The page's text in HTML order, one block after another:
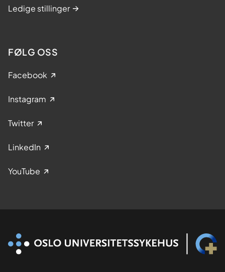
Ledige stillinger
FØLG OSS
Facebook
Instagram
Twitter
LinkedIn
YouTube